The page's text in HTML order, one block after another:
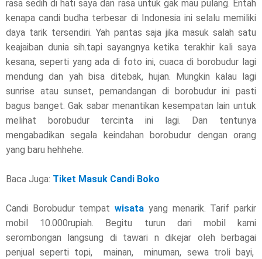
rasa sedih di hati saya dan rasa untuk gak mau pulang. Entah
kenapa candi budha terbesar di Indonesia ini selalu memiliki
daya tarik tersendiri. Yah pantas saja jika masuk salah satu
keajaiban dunia sih.tapi sayangnya ketika terakhir kali saya
kesana, seperti yang ada di foto ini, cuaca di borobudur lagi
mendung dan yah bisa ditebak, hujan. Mungkin kalau lagi
sunrise atau sunset, pemandangan di borobudur ini pasti
bagus banget. Gak sabar menantikan kesempatan lain untuk
melihat borobudur tercinta ini lagi. Dan tentunya
mengabadikan segala keindahan borobudur dengan orang
yang baru hehhehe.
Baca Juga: Tiket Masuk Candi Boko
Candi Borobudur tempatwisata yang menarik. Tarif parkir
mobil 10.000rupiah. Begitu turun dari mobil kami
serombongan langsung di tawari n dikejar oleh berbagai
penjual seperti topi, mainan, minuman, sewa troli bayi,